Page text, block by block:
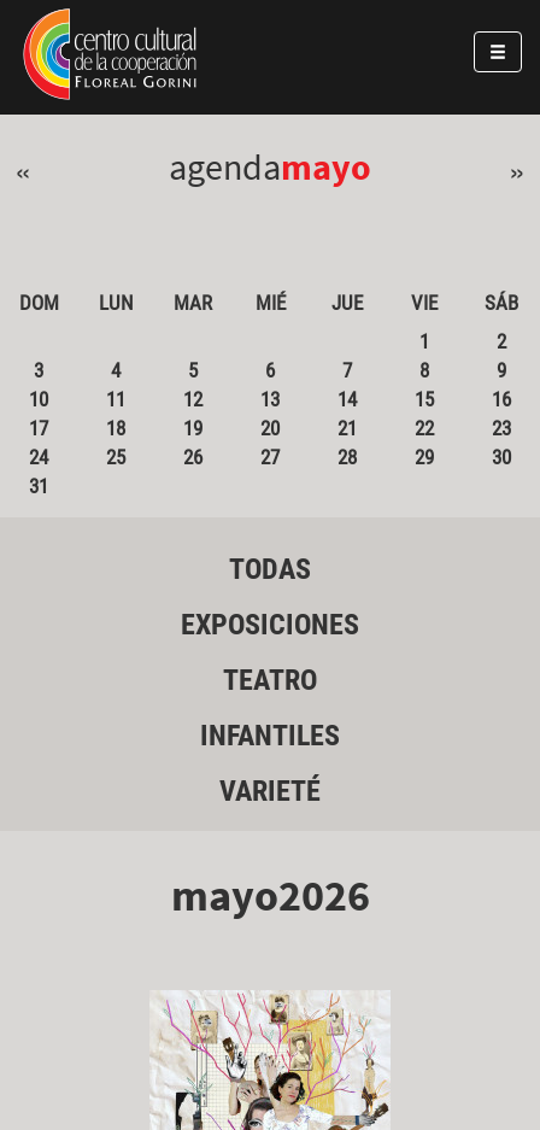
Pasar al contenido principal
Jump to main content
« agendamayo »
DOM LUN MAR MIÉ JUE VIE
SÁB
1
2
3
4 5 6 7 8
9
10
11 12 13 14 15
16
17
18 19 20 21 22
23
24
25 26 27 28 29
30
31
TODAS
EXPOSICIONES
TEATRO
INFANTILES
VARIETÉ
mayo2026